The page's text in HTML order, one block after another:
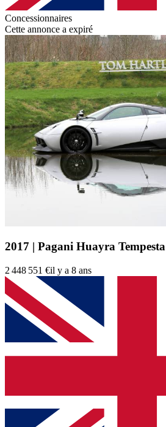
Concessionnaires
Cette annonce a expiré
2017 | Pagani Huayra Tempesta
2 448 551 €il y a 8 ans